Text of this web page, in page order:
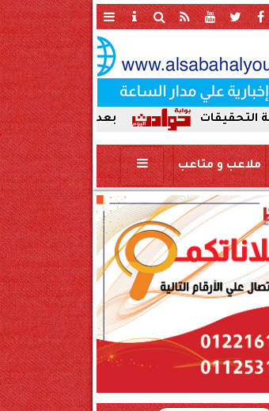
بعد ضبط حمير مذبوحة في
ملاعب و متاعب